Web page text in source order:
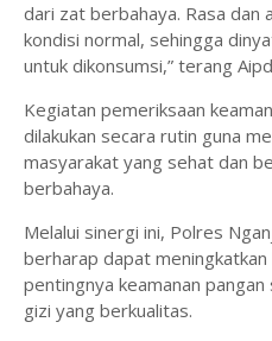
dari zat berbahaya. Rasa dan
kondisi normal, sehingga
untuk dikonsumsi,” terang
Kegiatan pemeriksaan
dilakukan secara rutin guna
masyarakat yang sehat dan
berbahaya.
Melalui sinergi ini, Polres
berharap dapat
pentingnya keamanan
gizi yang berkualitas.